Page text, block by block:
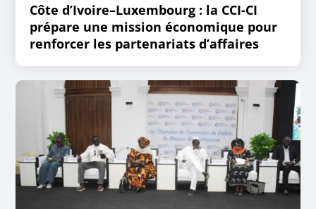
Côte d’Ivoire–Luxembourg : la CCI-CI
prépare une mission économique pour
renforcer les partenariats d’affaires